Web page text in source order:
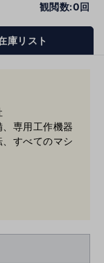
観閲数:0回
庫リスト
専用工作機器
すべてのマシ